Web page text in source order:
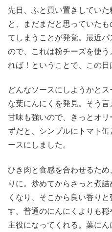
先日、ふと買い置きしてい
と、まだまだと思っていた
てしまうことが発覚。最近
ので、これは粉チーズを使
れば！ということで、この日
どんなソースにしようかと
な葉にんにくを発見。そう
甘味も強いので、きっとオ
ずだと、シンプルにトマト
ースにしました。
ひき肉と食感を合わせるた
りに。炒めてからさっと煮
くなり、そこから良い香り
す。普通のにんにくよりも
主役になってくれる。葉に